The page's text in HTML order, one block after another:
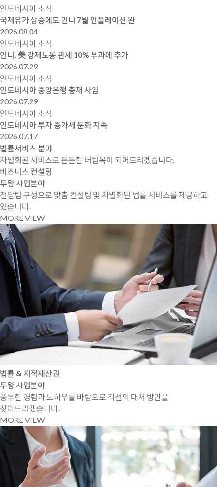
인도네시아 소식
국제유가 상승에도 인니 7월 인플레이션 완
2026.08.04
인도네시아 소식
인니, 美 강제노동 관세 10% 부과에 추가
2026.07.29
인도네시아 소식
인도네시아 중앙은행 총재 사임
2026.07.29
인도네시아 소식
인도네시아 투자 증가세 둔화 지속
2026.07.17
법률서비스 분야
차별회된 서비스로 든든한 버팀목이 되어드리겠습니다.
비즈니스 컨설팅
두왕 사업분야
전담팀 구성으로 맞춤 컨설팅 및 차별화된 법률 서비스를 제공하고
있습니다.
MORE VIEW
법률 & 지적재산권
두왕 사업분야
풍부한 경험과 노하우를 바탕으로 최선의 대처 방안을
찾아드리겠습니다.
MORE VIEW